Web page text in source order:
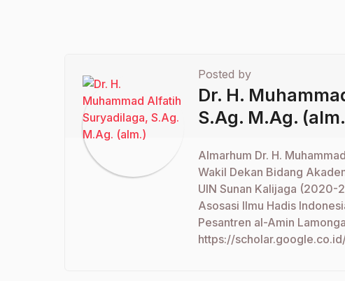
Posted by
Dr. H.
S.Ag. M.Ag.
Almarhum Dr. H.
Wakil Dekan Bidang
UIN Sunan Kalijaga (2020-
Asosasi Ilmu Hadis
Pesantren al-Amin
https://